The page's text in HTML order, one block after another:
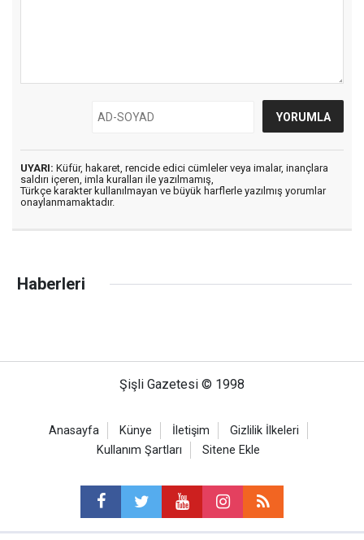
UYARI: Küfür, hakaret, rencide edici cümleler veya imalar, inançlara
saldırı içeren, imla kuralları ile yazılmamış,
Türkçe karakter kullanılmayan ve büyük harflerle yazılmış yorumlar
onaylanmamaktadır.
Haberleri
Şişli Gazetesi © 1998
Anasayfa Künye İletişim
Gizlilik İlkeleri
Kullanım Şartları
Sitene Ekle